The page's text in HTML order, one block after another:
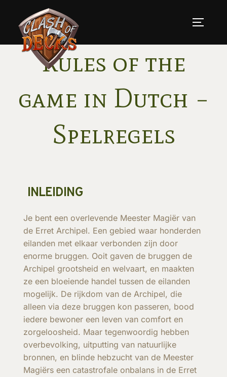
content
Rules of the
game in Dutch –
Spelregels
INLEIDING
Je bent een overlevende Meester Magiër van
de Erret Archipel. Een gebied waar honderden
eilanden met elkaar verbonden zijn door
enorme bruggen. Ooit gaven de bruggen de
Archipel grootsheid en welvaart, en maakten
ze een bloeiende handel tussen de eilanden
mogelijk. De rijkdom van de Archipel, die
alleen via deze bruggen kon passeren, bood
iedere bewoner een leven van comfort en
zorgeloosheid. Maar tegenwoordig hebben
overbevolking, uitputting van natuurlijke
bronnen, en blinde hebzucht van de Meester
Magiërs een catastrofale onbalans in de Erret